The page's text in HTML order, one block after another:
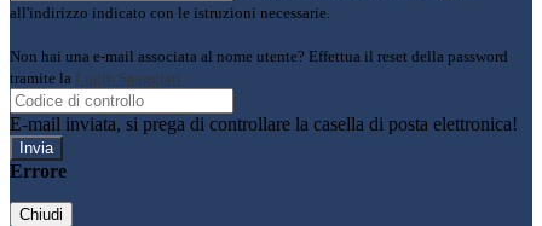
all'indirizzo indicato con le istruzioni necessarie.
Non hai una e-mail associata al nome utente? Effettua il reset della password
tramite la Login Spaggiari
E-mail inviata, si prega di controllare la casella di posta elettronica!
Errore
Chiudi